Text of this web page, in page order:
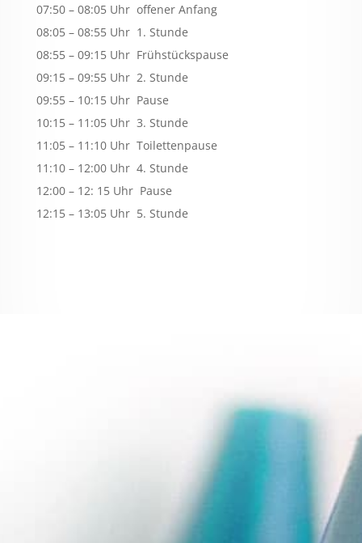
07:50 – 08:05 Uhr offener Anfang
08:05 – 08:55 Uhr 1. Stunde
08:55 – 09:15 Uhr Frühstückspause
09:15 – 09:55 Uhr 2. Stunde
09:55 – 10:15 Uhr Pause
10:15 – 11:05 Uhr 3. Stunde
11:05 – 11:10 Uhr Toilettenpause
11:10 – 12:00 Uhr 4. Stunde
12:00 – 12: 15 Uhr Pause
12:15 – 13:05 Uhr 5. Stunde